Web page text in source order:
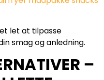
let at tilpasse
smag og anledning.
–